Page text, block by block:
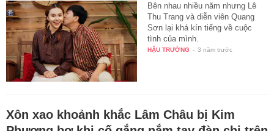
Bên nhau nhiều năm nhưng Lê
Thu Trang và diễn viên Quang
Sơn lại khá kín tiếng về cuộc
tình của mình.
HẬU TRƯỜNG - 3 năm trước
Xôn xao khoảnh khắc Lâm Châu bị Kim